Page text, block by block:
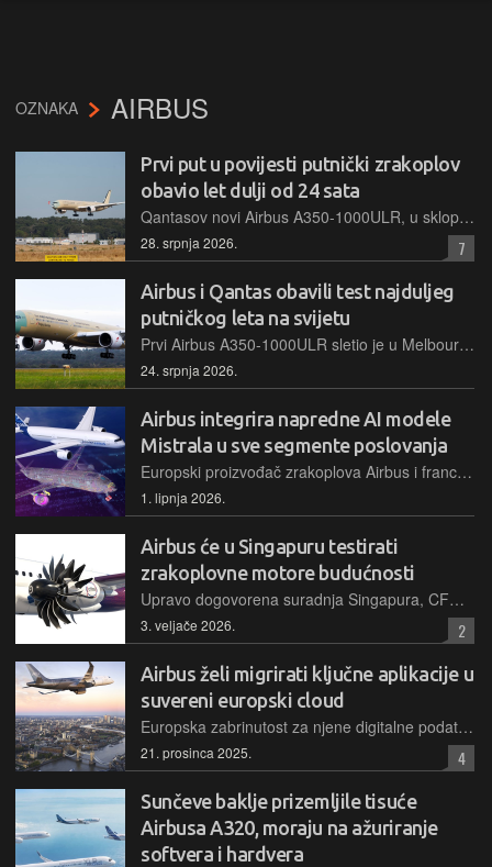
OZNAKA AIRBUS
Prvi put u povijesti putnički zrakoplov
obavio let dulji od 24 sata
Qantasov novi Airbus A350-1000ULR, u sklopu testiranja za najdulju komercijalnu relaciju u povijesti, odradio je i pokusni let u trajanju od 24 sata i 23 minute između Melbournea i Toulousea
28. srpnja 2026. 7
Airbus i Qantas obavili test najduljeg
putničkog leta na svijetu
Prvi Airbus A350-1000ULR sletio je u Melbourne u okviru testne kampanje za Qantasov Project Sunrise, najavljujući izravne letove između Sydneya i Londona koji kreću u listopadu 2027. godine
24. srpnja 2026.
Airbus integrira napredne AI modele
Mistrala u sve segmente poslovanja
Europski proizvođač zrakoplova Airbus i francuska kompanija Mistral AI pokrenuli su suradnju s ciljem integracije etičkih i sigurnih AI modela u sve segmente proizvodnje, dizajna i vojnih aplikacija
1. lipnja 2026.
Airbus će u Singapuru testirati
zrakoplovne motore budućnosti
Upravo dogovorena suradnja Singapura, CFM-a i Airbusa postavlja temelje za uvođenje Open Fan arhitekture aviomotora, ciljajući na smanjenje potrošnje goriva za više od 20% i nultu emisiju
3. veljače 2026. 2
Airbus želi migrirati ključne aplikacije u
suvereni europski cloud
Europska zabrinutost za njene digitalne podatke kao i za samo korištenje digitalnih aplikacija nije samo teoretska
21. prosinca 2025. 4
Sunčeve baklje prizemljile tisuće
Airbusa A320, moraju na ažuriranje
softvera i hardvera